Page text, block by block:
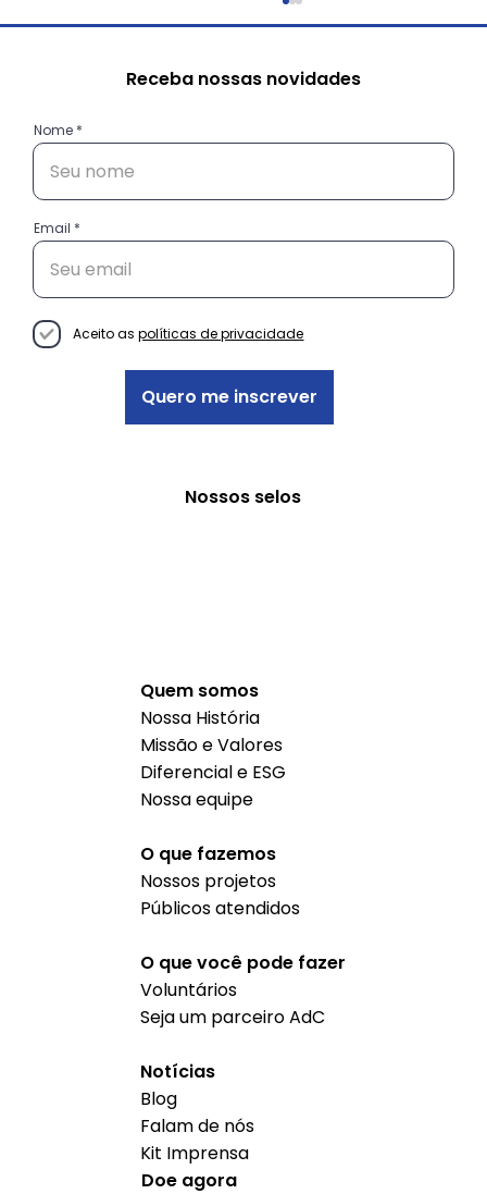
CHEGOU O MOMENTO DE CELEBRAR!!!
Quem somos
Nossa História
Missão e Valores
Diferencial e ESG
Nossa equipe
O que fazemos
Nossos projetos
Públicos atendidos
O que você pode fazer
Voluntários
Seja um parceiro AdC
Notícias
Blog
Falam de nós
Kit Imprensa
Doe agora
Receba nossas novidades
Nome
Email
Aceito as políticas de privacidade
Quero me inscrever
Nossos selos